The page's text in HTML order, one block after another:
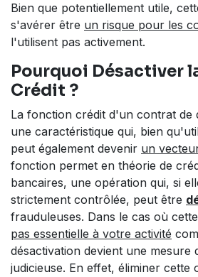
Bien que potentiellement utile,
s'avérer être un risque pour les
l'utilisent pas activement.
Pourquoi Désactiver
Crédit ?
La fonction crédit d'un contrat de
une caractéristique qui, bien
peut également devenir un
fonction permet en théorie de
bancaires, une opération qui, si
strictement contrôlée, peut être
frauduleuses. Dans le cas où
pas essentielle à votre activité
désactivation devient une mesure
judicieuse. En effet, éliminer cette